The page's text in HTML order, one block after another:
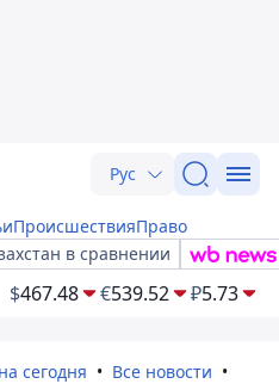
Рус
ПроисшествияПраво
в сравнении
$467.48 €539.52 ₽5.73
сегодня
Все новости